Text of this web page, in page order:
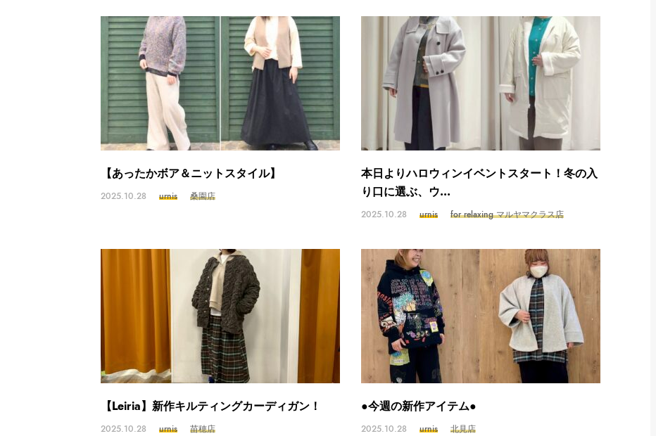
【あったかボア＆ニットスタイル】
2025.10.28 urnis 桑園店
本日よりハロウィンイベントスタート！冬の入
り口に選ぶ、ウ...
2025.10.28 urnis for relaxing マルヤマクラス店
【Leiria】新作キルティングカーディガン！
2025.10.28 urnis 苗穂店
●今週の新作アイテム●
2025.10.28 urnis 北見店